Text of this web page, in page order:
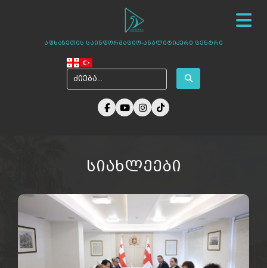
აფხაზეთის საინფორმაციო-ანალიტიკური ცენტრი
სიახლეები
ჩვენ შესახებ
ცენტრის პროექტები
სიახლეები